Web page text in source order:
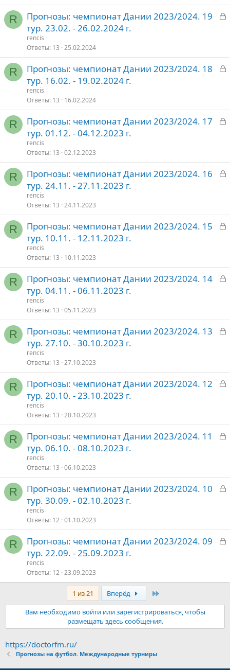
т
R
З
т
Прогнозы: чемпионат Дании 2023/2024. 19
тур. 23.02. - 26.02.2024 г.
rencis
Ответы 13 25.02.2024
R
З
т
Прогнозы: чемпионат Дании 2023/2024. 18
тур. 16.02. - 19.02.2024 г.
rencis
Ответы 13 16.02.2024
R
З
т
Прогнозы: чемпионат Дании 2023/2024. 17
тур. 01.12. - 04.12.2023 г.
rencis
Ответы 13 02.12.2023
R
З
т
Прогнозы: чемпионат Дании 2023/2024. 16
тур. 24.11. - 27.11.2023 г.
rencis
Ответы 13 24.11.2023
R
З
т
Прогнозы: чемпионат Дании 2023/2024. 15
тур. 10.11. - 12.11.2023 г.
rencis
Ответы 13 10.11.2023
R
З
т
Прогнозы: чемпионат Дании 2023/2024. 14
тур. 04.11. - 06.11.2023 г.
rencis
Ответы 13 05.11.2023
R
З
т
Прогнозы: чемпионат Дании 2023/2024. 13
тур. 27.10. - 30.10.2023 г.
rencis
Ответы 13 27.10.2023
R
З
т
Прогнозы: чемпионат Дании 2023/2024. 12
тур. 20.10. - 23.10.2023 г.
rencis
Ответы 13 20.10.2023
R
З
т
Прогнозы: чемпионат Дании 2023/2024. 11
тур. 06.10. - 08.10.2023 г.
rencis
Ответы 13 06.10.2023
R
З
т
Прогнозы: чемпионат Дании 2023/2024. 10
тур. 30.09. - 02.10.2023 г.
rencis
Ответы 12 01.10.2023
R
З
Прогнозы: чемпионат Дании 2023/2024. 09
тур. 22.09. - 25.09.2023 г.
rencis
Ответы 12 23.09.2023
1 из 21 Вперёд
Вам необходимо войти или зарегистрироваться, чтобы
размещать здесь сообщения.
https://doctorfm.ru/
Прогнозы на футбол. Международные турниры